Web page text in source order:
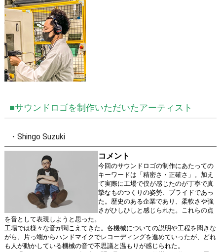
■サウンドロゴを制作いただいたアーティスト
・Shingo Suzuki
コメント
今回のサウンドロゴの制作にあたっての
キーワードは「精密さ・正確さ」。加え
て実際に工場で僕が感じたのが丁寧で真
摯なものつくりの姿勢、プライドであっ
た。歴史のある企業であり、柔軟さや強
さがひしひしと感じられた。これらの点
を音として表現しようと思った。
工場では様々な音が聞こえてきた。各機械についての説明や工程を聞きな
がら、片っ端からハンドマイクでレコーディングを進めていったが、どれ
も人が動かしている機械の音で不思議と温もりが感じられた。